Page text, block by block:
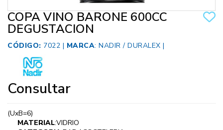
COPA VINO BARONE 600CC
DEGUSTACION
CÓDIGO: 7022 | MARCA: NADIR / DURALEX |
Consultar
(UxB=6)
MATERIAL:VIDRIO